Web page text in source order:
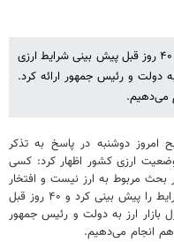
ایسنا نوشت: رئیس مجلس گفت : مجلس از ۴۰ روز قبل پیش بینی شرایط ارزی
دولت و رئیس جمهور ارائه کرد.
می‌دهیم.
امروز دوشنبه در پاسخ به تذکر
وضعیت ارزی کشور اظهار کرد: کسی
مربوط به ارز نیست و افتخار
مجلس این است که از یک ماه و نیم پیش شرایط را پیش بینی کرد و ۴۰ روز قبل
بازار ارز به دولت و رئیس جمهور
هم انجام می‌دهیم.